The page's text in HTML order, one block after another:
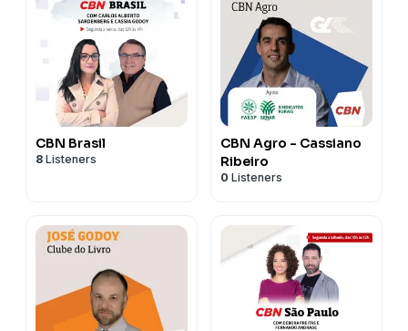
CBN Brasil
8 Listeners
CBN Agro - Cassiano
Ribeiro
0 Listeners